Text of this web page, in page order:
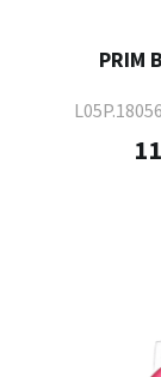
PRIM